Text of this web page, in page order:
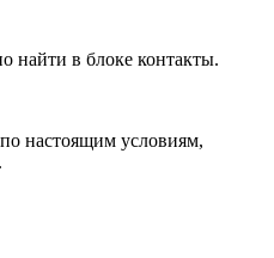
найти в блоке контакты.
настоящим условиям,